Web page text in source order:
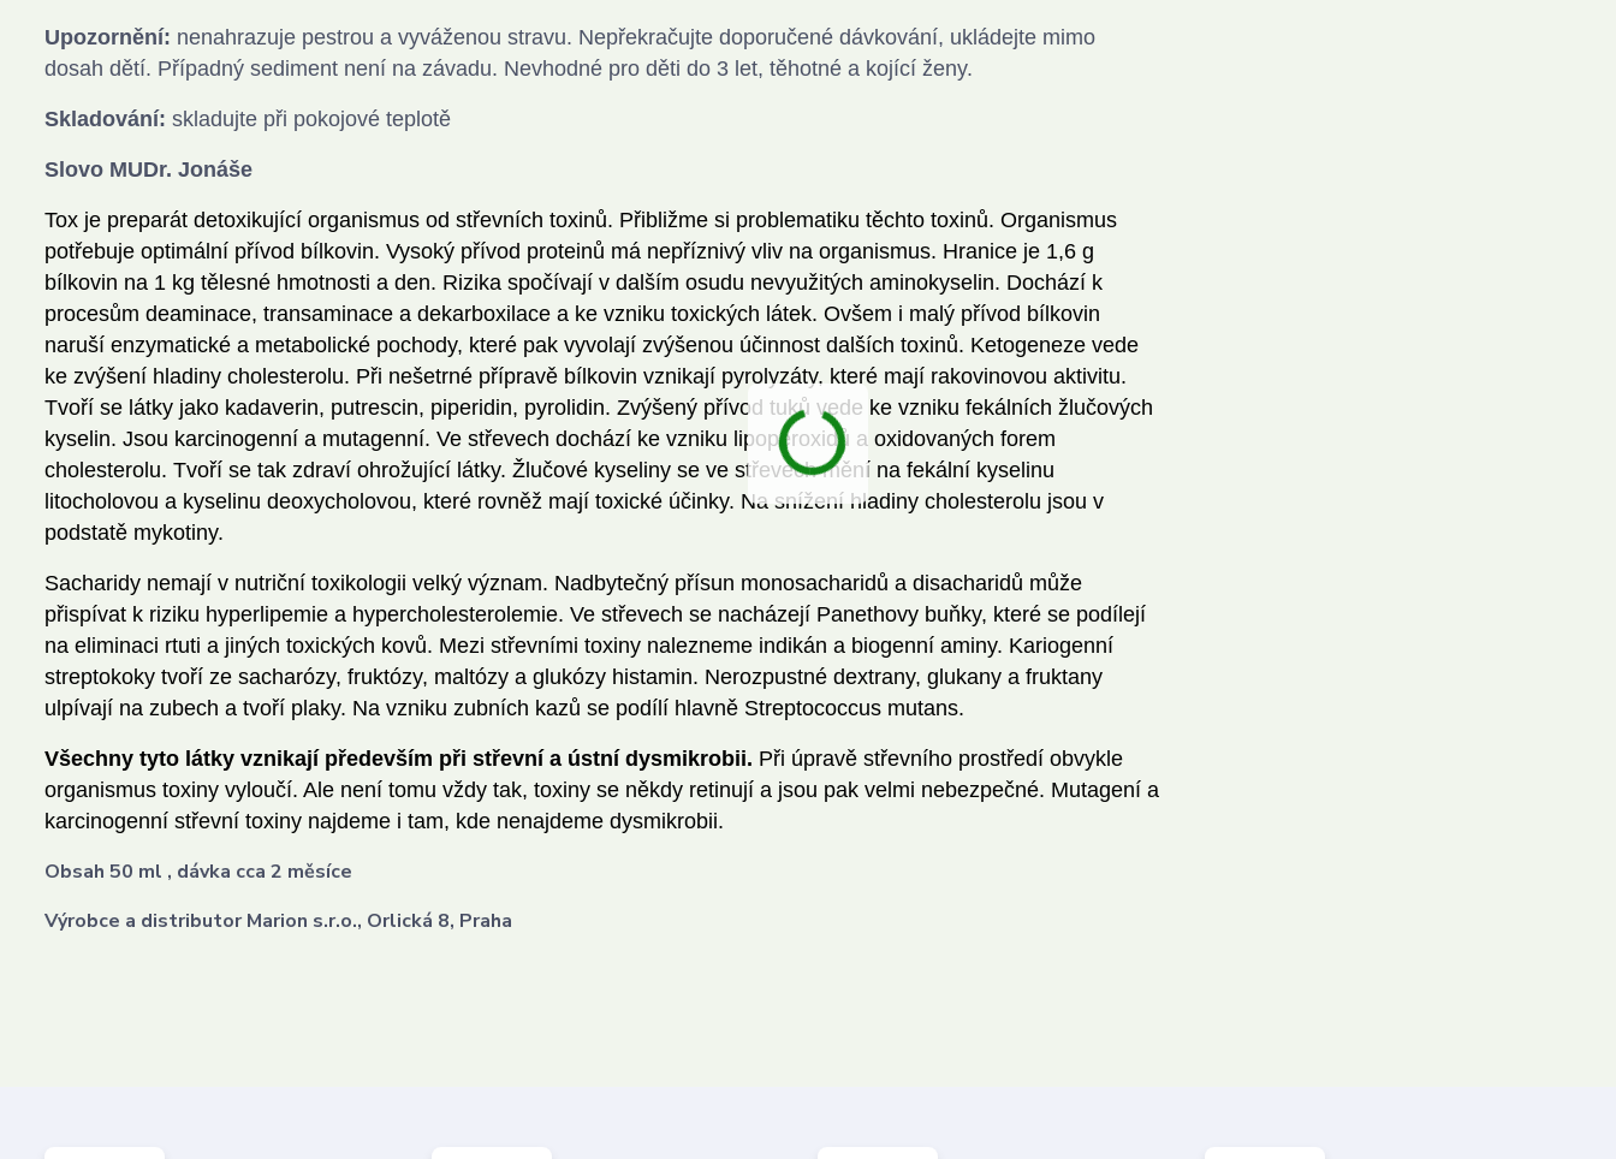
Upozornění: nenahrazuje pestrou a vyváženou stravu. Nepřekračujte doporučené dávkování, ukládejte mimo
dosah dětí. Případný sediment není na závadu. Nevhodné pro děti do 3 let, těhotné a kojící ženy.
Skladování: skladujte při pokojové teplotě
Slovo MUDr. Jonáše
Tox je preparát detoxikující organismus od střevních toxinů. Přibližme si problematiku těchto toxinů. Organismus
potřebuje optimální přívod bílkovin. Vysoký přívod proteinů má nepříznivý vliv na organismus. Hranice je 1,6 g
bílkovin na 1 kg tělesné hmotnosti a den. Rizika spočívají v dalším osudu nevyužitých aminokyselin. Dochází k
procesům deaminace, transaminace a dekarboxilace a ke vzniku toxických látek. Ovšem i malý přívod bílkovin
naruší enzymatické a metabolické pochody, které pak vyvolají zvýšenou účinnost dalších toxinů. Ketogeneze vede
ke zvýšení hladiny cholesterolu. Při nešetrné přípravě bílkovin vznikají pyrolyzáty, které mají rakovinovou aktivitu.
Tvoří se látky jako kadaverin, putrescin, piperidin, pyrolidin. Zvýšený přívod tuků vede ke vzniku fekálních žlučových
kyselin. Jsou karcinogenní a mutagenní. Ve střevech dochází ke vzniku lipoperoxidů a oxidovaných forem
cholesterolu. Tvoří se tak zdraví ohrožující látky. Žlučové kyseliny se ve střevech mění na fekální kyselinu
litocholovou a kyselinu deoxycholovou, které rovněž mají toxické účinky. Na snížení hladiny cholesterolu jsou v
podstatě mykotiny.
Sacharidy nemají v nutriční toxikologii velký význam. Nadbytečný přísun monosacharidů a disacharidů může
přispívat k riziku hyperlipemie a hypercholesterolemie. Ve střevech se nacházejí Panethovy buňky, které se podílejí
na eliminaci rtuti a jiných toxických kovů. Mezi střevními toxiny nalezneme indikán a biogenní aminy. Kariogenní
streptokoky tvoří ze sacharózy, fruktózy, maltózy a glukózy histamin. Nerozpustné dextrany, glukany a fruktany
ulpívají na zubech a tvoří plaky. Na vzniku zubních kazů se podílí hlavně Streptococcus mutans.
Všechny tyto látky vznikají především při střevní a ústní dysmikrobii. Při úpravě střevního prostředí obvykle
organismus toxiny vyloučí. Ale není tomu vždy tak, toxiny se někdy retinují a jsou pak velmi nebezpečné. Mutagení a
karcinogenní střevní toxiny najdeme i tam, kde nenajdeme dysmikrobii.
Obsah 50 ml , dávka cca 2 měsíce
Výrobce a distributor Marion s.r.o., Orlická 8, Praha